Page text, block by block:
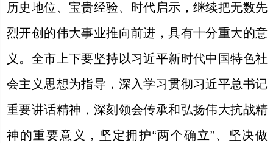
历史地位、宝贵经验、时代启示，继续把无数先
烈开创的伟大事业推向前进，具有十分重大的意
义。全市上下要坚持以习近平新时代中国特色社
会主义思想为指导，深入学习贯彻习近平总书记
重要讲话精神，深刻领会传承和弘扬伟大抗战精
神的重要意义，坚定拥护“两个确立”、坚决做